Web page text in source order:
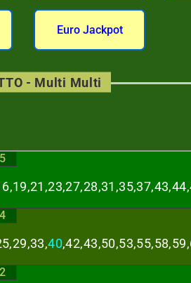
Euro Jackpot
- Multi Multi
40,42,